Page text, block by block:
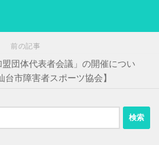
前の記事
盟団体代表者会議」の開催につい
台市障害者スポーツ協会】